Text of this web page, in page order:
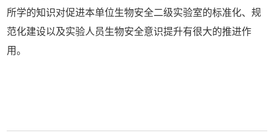
所学的知识对促进本单位生物安全二级实验室的标准化、规
范化建设以及实验人员生物安全意识提升有很大的推进作
用。